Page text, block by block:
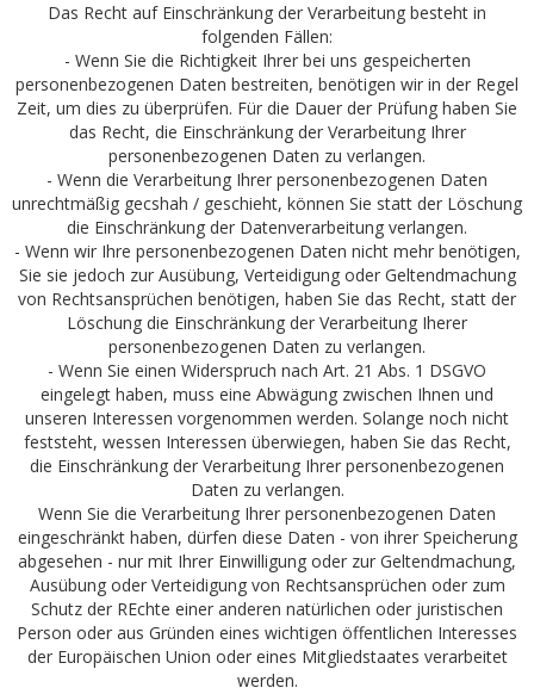
Das Recht auf Einschränkung der Verarbeitung besteht in
folgenden Fällen:
- Wenn Sie die Richtigkeit Ihrer bei uns gespeicherten
personenbezogenen Daten bestreiten, benötigen wir in der Regel
Zeit, um dies zu überprüfen. Für die Dauer der Prüfung haben Sie
das Recht, die Einschränkung der Verarbeitung Ihrer
personenbezogenen Daten zu verlangen.
- Wenn die Verarbeitung Ihrer personenbezogenen Daten
unrechtmäßig gecshah / geschieht, können Sie statt der Löschung
die Einschränkung der Datenverarbeitung verlangen.
- Wenn wir Ihre personenbezogenen Daten nicht mehr benötigen,
Sie sie jedoch zur Ausübung, Verteidigung oder Geltendmachung
von Rechtsansprüchen benötigen, haben Sie das Recht, statt der
Löschung die Einschränkung der Verarbeitung Iherer
personenbezogenen Daten zu verlangen.
- Wenn Sie einen Widerspruch nach Art. 21 Abs. 1 DSGVO
eingelegt haben, muss eine Abwägung zwischen Ihnen und
unseren Interessen vorgenommen werden. Solange noch nicht
feststeht, wessen Interessen überwiegen, haben Sie das Recht,
die Einschränkung der Verarbeitung Ihrer personenbezogenen
Daten zu verlangen.
Wenn Sie die Verarbeitung Ihrer personenbezogenen Daten
eingeschränkt haben, dürfen diese Daten - von ihrer Speicherung
abgesehen - nur mit Ihrer Einwilligung oder zur Geltendmachung,
Ausübung oder Verteidigung von Rechtsansprüchen oder zum
Schutz der REchte einer anderen natürlichen oder juristischen
Person oder aus Gründen eines wichtigen öffentlichen Interesses
der Europäischen Union oder eines Mitgliedstaates verarbeitet
werden.